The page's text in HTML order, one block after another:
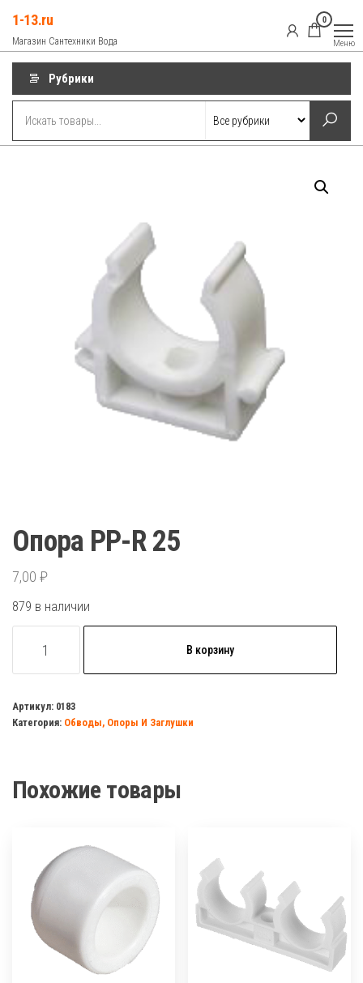
содержимому
1-13.ru
Магазин Сантехники Вода
0
Меню
Рубрики
Опора PP-R 25
7,00 ₽
879 в наличии
товара
PP-
R
В корзину
Артикул: 0183
Категория: Обводы, Опоры И Заглушки
Похожие товары